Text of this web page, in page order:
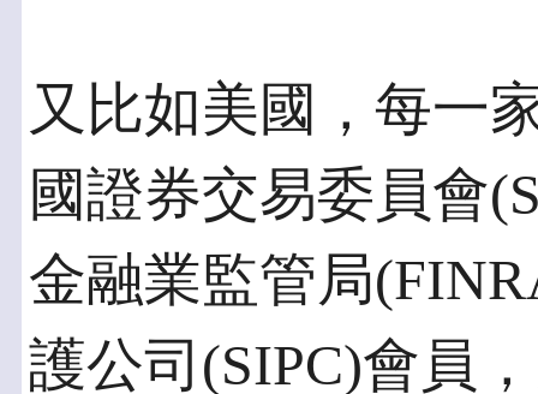
又比如美國，每一
國證券交易委員會
金融業監管局
護公司(SIPC)會員